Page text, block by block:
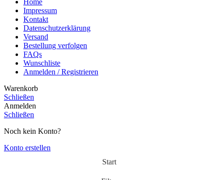
Impressum
Kontakt
Datenschutzerklärung
Versand
Bestellung verfolgen
FAQs
Wunschliste
Anmelden / Registrieren
Warenkorb
Schließen
Anmelden
Schließen
Noch kein Konto?
Konto erstellen
Start